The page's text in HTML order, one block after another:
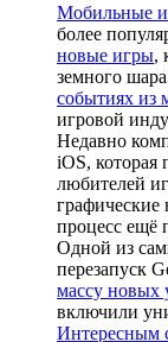
Мобильные
более
новые игры,
земного
событиях из
игровой
Недавно
iOS, которая
любителей
графические
процесс ещё
Одной из
перезапуск
массу новых
включили
Интересным